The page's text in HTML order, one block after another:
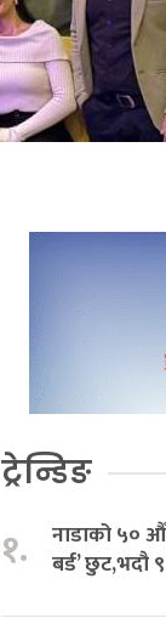
ट्रेन्डिङ
१.
नाडाको ५० औँ
बर्ड’ छुट,भदौ